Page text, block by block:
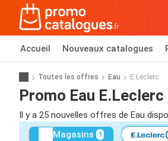
Accueil Nouveaux catalogues
Toutes les offres Eau E.Leclerc
Promo Eau E.Leclerc
Il y a 25 nouvelles offres de Eau
Magasins 1